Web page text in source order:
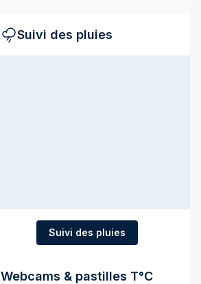
Suivi des pluies
Suivi des pluies
Webcams & pastilles T°C